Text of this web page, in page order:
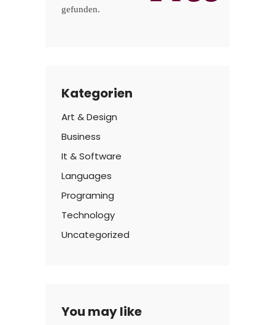
gefunden.
Kategorien
Art & Design
Business
It & Software
Languages
Programing
Technology
Uncategorized
You may like